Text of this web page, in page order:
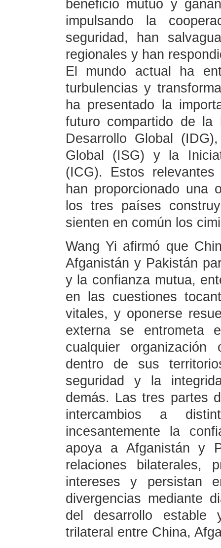
beneficio mutuo y
impulsando la
seguridad, han
regionales y han
El mundo actual ha
turbulencias y
ha presentado la
futuro compartido de la
Desarrollo Global
Global (ISG) y la
(ICG). Estos
han proporcionado una
los tres países
sienten en común los
Wang Yi afirmó que
Afganistán y Pakistán
y la confianza mutua,
en las cuestiones
vitales, y oponerse
externa se
cualquier
dentro de sus
seguridad y la
demás. Las tres partes
intercambios a
incesantemente la
apoya a Afganistán y
relaciones bilaterales,
intereses y persistan
divergencias mediante
del desarrollo estable
trilateral entre China,